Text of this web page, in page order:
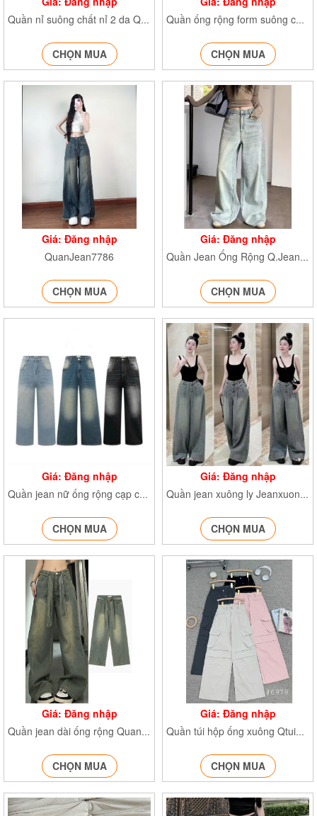
Quần nỉ suông chất nỉ 2 da Q.Nixuong830
CHỌN MUA
Quần ống rộng form suông chất xước Q.ongrongxuong840
CHỌN MUA
Giá: Đăng nhập
QuanJean7786
CHỌN MUA
Giá: Đăng nhập
Quần Jean Ống Rộng Q.Jeanxuong7776
CHỌN MUA
Giá: Đăng nhập
Quần jean nữ ống rộng cạp cao Quanjeancapcao7779 Q.Jean7780 Q.jean7781
CHỌN MUA
Giá: Đăng nhập
Quần jean xuông ly Jeanxuongly7657
CHỌN MUA
Giá: Đăng nhập
Quần jean dài ống rộng Quanjean874
CHỌN MUA
Giá: Đăng nhập
Quần túi hộp ống xuông Qtuihop6978
CHỌN MUA